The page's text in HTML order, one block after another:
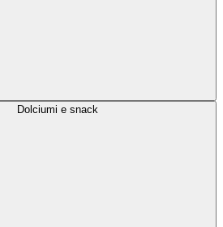
Dolciumi e snack